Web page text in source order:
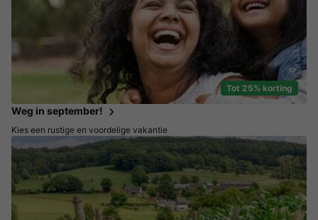
Tot 25% korting
Weg in september!
Kies een rustige en voordelige vakantie